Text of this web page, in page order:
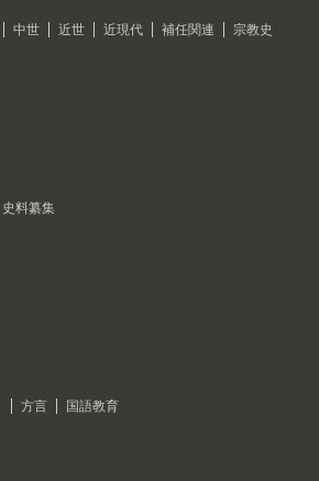
中世 近世 近現代 補任関連
宗教史
史料纂集
方言
国語教育